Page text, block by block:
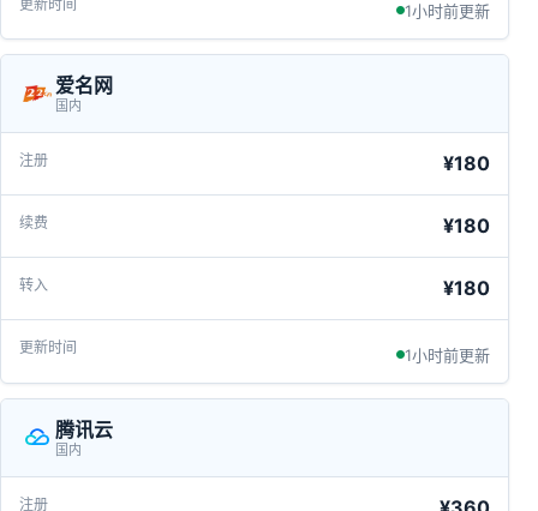
1小时前更新
爱名网
国内
¥180
¥180
¥180
1小时前更新
腾讯云
国内